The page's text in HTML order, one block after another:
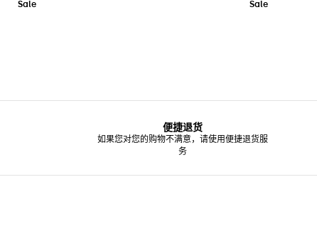
便捷退货
如果您对您的购物不满意，请使用便捷退货服
务